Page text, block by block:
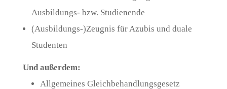
Ausbildungs- bzw. Studienende
(Ausbildungs-)Zeugnis für Azubis und duale
Studenten
Und außerdem:
Allgemeines Gleichbehandlungsgesetz